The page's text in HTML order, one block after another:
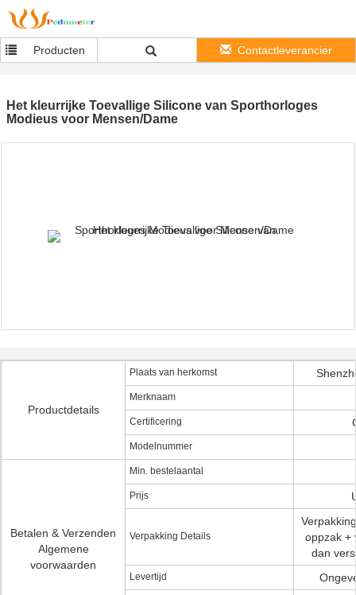
Producten Contactleverancier
Het kleurrijke Toevallige Silicone van Sporthorloges
Modieus voor Mensen/Dame
Productdetails
Plaats van herkomst
Merknaam
Certificering
Modelnummer
Betalen & Verzenden
Algemene
voorwaarden
Min. bestelaantal
Prijs
Verpakking Details
oppzak +
dan
Levertijd